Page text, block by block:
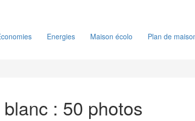
Energies Maison écolo Plan de
: 50 photos